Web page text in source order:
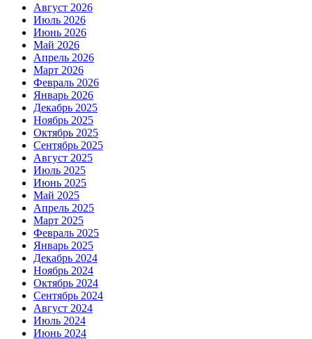
Август 2026
Июль 2026
Июнь 2026
Май 2026
Апрель 2026
Март 2026
Февраль 2026
Январь 2026
Декабрь 2025
Ноябрь 2025
Октябрь 2025
Сентябрь 2025
Август 2025
Июль 2025
Июнь 2025
Май 2025
Апрель 2025
Март 2025
Февраль 2025
Январь 2025
Декабрь 2024
Ноябрь 2024
Октябрь 2024
Сентябрь 2024
Август 2024
Июль 2024
Июнь 2024